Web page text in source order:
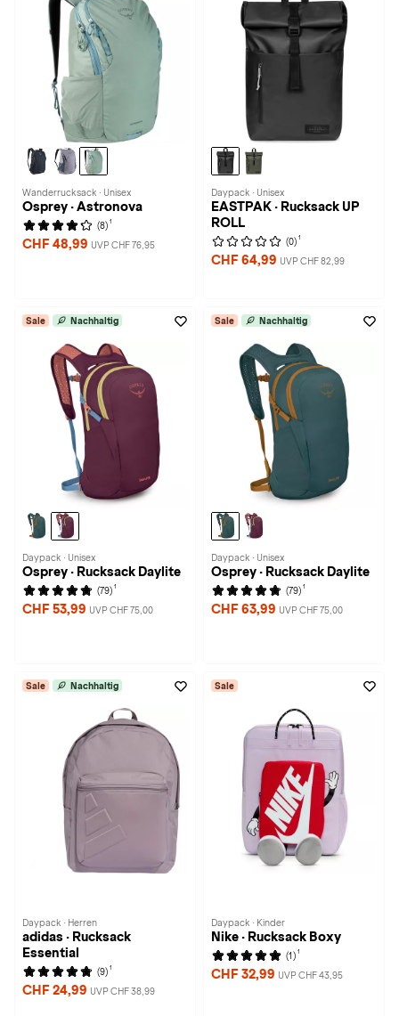
Wanderrucksack · Unisex
Osprey · Astronova
(8) 1
CHF 48,99 UVP CHF 76,95
Daypack · Unisex
EASTPAK · Rucksack UP
ROLL
(0) 1
CHF 64,99 UVP CHF 82,99
Sale Nachhaltig
Daypack · Unisex
Osprey · Rucksack Daylite
(79) 1
CHF 53,99 UVP CHF 75,00
Sale Nachhaltig
Daypack · Unisex
Osprey · Rucksack Daylite
(79) 1
CHF 63,99 UVP CHF 75,00
Sale Nachhaltig
Daypack · Herren
adidas · Rucksack
Essential
(9) 1
CHF 24,99 UVP CHF 38,99
Sale
Daypack · Kinder
Nike · Rucksack Boxy
(1) 1
CHF 32,99 UVP CHF 43,95